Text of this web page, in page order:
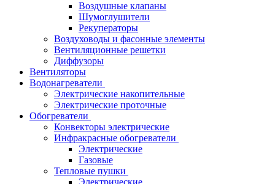
Воздушные клапаны
Шумоглушители
Рекуператоры
Воздуховоды и фасонные элементы
Вентиляционные решетки
Диффузоры
Вентиляторы
Водонагреватели
Электрические накопительные
Электрические проточные
Обогреватели
Конвекторы электрические
Инфракрасные обогреватели
Электрические
Газовые
Тепловые пушки
Электрические